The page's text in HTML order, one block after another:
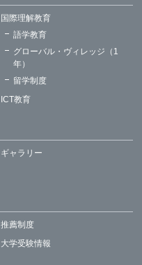
国際理解教育
語学教育
グローバル・ヴィレッジ（1
年）
留学制度
ICT教育
ギャラリー
推薦制度
大学受験情報